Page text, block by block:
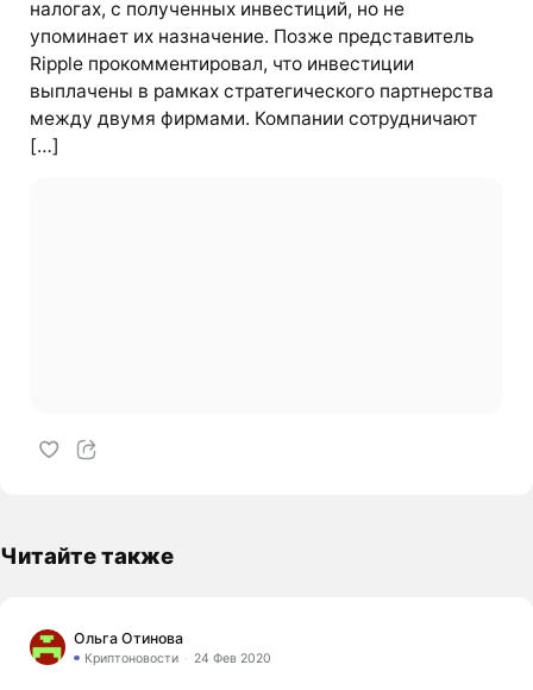
налогах, с полученных инвестиций, но не
упоминает их назначение. Позже представитель
Ripple прокомментировал, что инвестиции
выплачены в рамках стратегического партнерства
между двумя фирмами. Компании сотрудничают
[…]
Читайте также
Ольга Отинова
Криптоновости 24 Фев 2020